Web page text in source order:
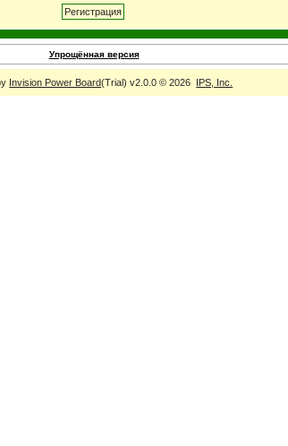
Упрощённая версия
Invision Power Board(Trial) v2.0.0 © 2026 IPS, Inc.